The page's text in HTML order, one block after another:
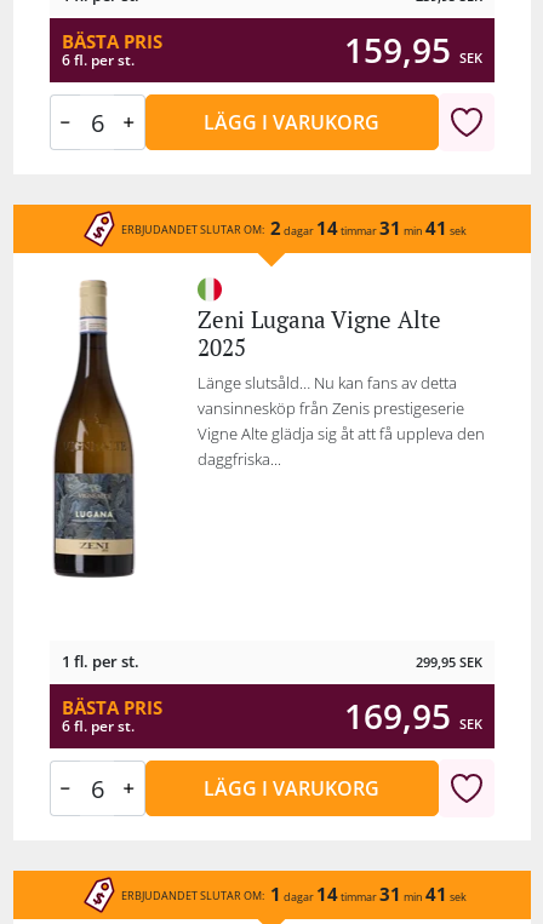
BÄSTA PRIS
6 fl. per st. 159,95 SEK
LÄGG I VARUKORG
ERBJUDANDET SLUTAR OM: 2 dagar 14timmar31 min 41 sek
Zeni Lugana Vigne Alte
2025
Länge slutsåld… Nu kan fans av detta
vansinnesköp från Zenis prestigeserie
Vigne Alte glädja sig åt att få uppleva den
daggfriska...
1 fl. per st. 299,95 SEK
BÄSTA PRIS
6 fl. per st. 169,95 SEK
LÄGG I VARUKORG
ERBJUDANDET SLUTAR OM: 1 dagar 14timmar31 min 41 sek